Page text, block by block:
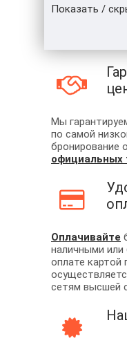
Показать /
Мы
по самой
бронирование
официальных
Оплачивайте
наличными
оплате картой
сетям высшей